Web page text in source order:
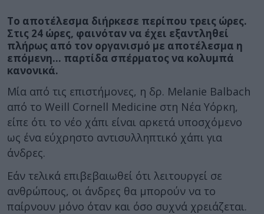
Το αποτέλεσμα διήρκεσε περίπου τρεις ώρες.
Στις 24 ώρες, φαινόταν να έχει εξαντληθεί
πλήρως από τον οργανισμό με αποτέλεσμα η
επόμενη… παρτίδα σπέρματος να κολυμπά
κανονικά.
Μία από τις επιστήμονες, η δρ. Melanie Balbach
από το Weill Cornell Medicine στη Νέα Υόρκη,
είπε ότι το νέο χάπι είναι αρκετά υποσχόμενο
ως ένα εύχρηστο αντισυλληπτικό χάπι για
άνδρες.
Εάν τελικά επιβεβαιωθεί ότι λειτουργεί σε
ανθρώπους, οι άνδρες θα μπορούν να το
παίρνουν μόνο όταν και όσο συχνά χρειάζεται.